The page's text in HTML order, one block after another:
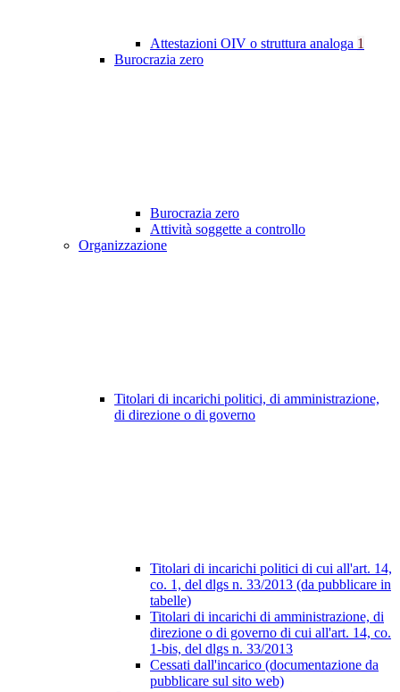
Attestazioni OIV o struttura analoga 1
Burocrazia zero
Burocrazia zero
Attività soggette a controllo
Organizzazione
Titolari di incarichi politici, di amministrazione,
di direzione o di governo
Titolari di incarichi politici di cui all'art. 14,
co. 1, del dlgs n. 33/2013 (da pubblicare in
tabelle)
Titolari di incarichi di amministrazione, di
direzione o di governo di cui all'art. 14, co.
1-bis, del dlgs n. 33/2013
Cessati dall'incarico (documentazione da
pubblicare sul sito web)